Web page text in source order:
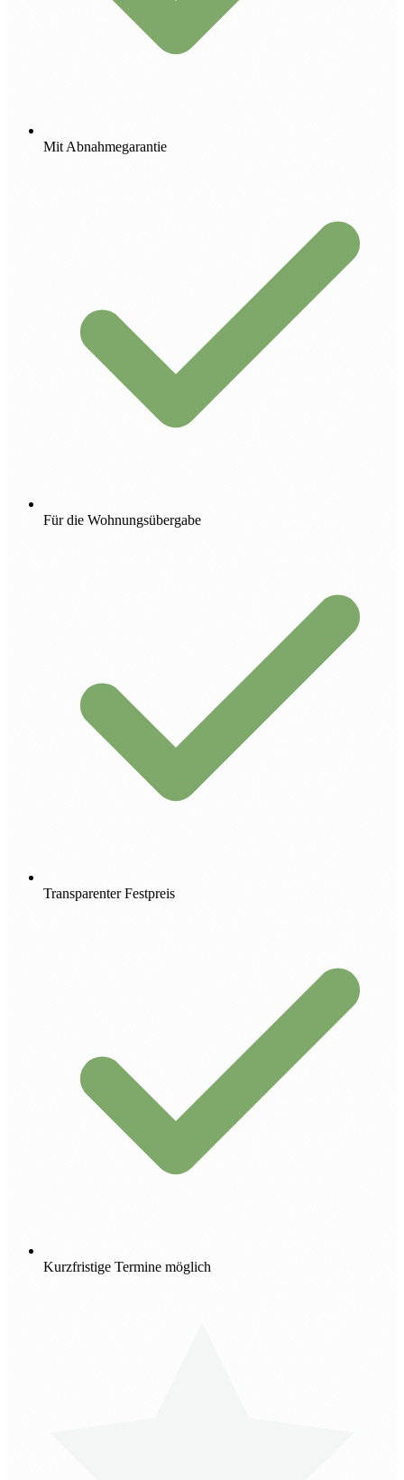
Mit Abnahmegarantie
Für die Wohnungsübergabe
Transparenter Festpreis
Kurzfristige Termine möglich